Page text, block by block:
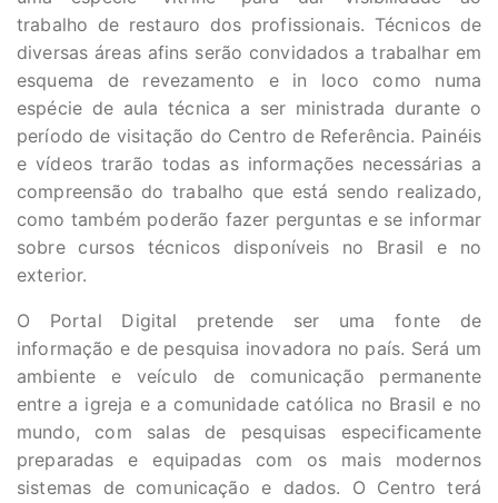
trabalho de restauro dos profissionais. Técnicos de
diversas áreas afins serão convidados a trabalhar em
esquema de revezamento e in loco como numa
espécie de aula técnica a ser ministrada durante o
período de visitação do Centro de Referência. Painéis
e vídeos trarão todas as informações necessárias a
compreensão do trabalho que está sendo realizado,
como também poderão fazer perguntas e se informar
sobre cursos técnicos disponíveis no Brasil e no
exterior.
O Portal Digital pretende ser uma fonte de
informação e de pesquisa inovadora no país. Será um
ambiente e veículo de comunicação permanente
entre a igreja e a comunidade católica no Brasil e no
mundo, com salas de pesquisas especificamente
preparadas e equipadas com os mais modernos
sistemas de comunicação e dados. O Centro terá